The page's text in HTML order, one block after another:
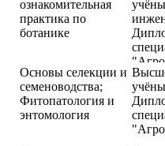
ознакомительная
практика по
ботанике
Основы селекции и
семеноводства;
Фитопатология и
энтомология